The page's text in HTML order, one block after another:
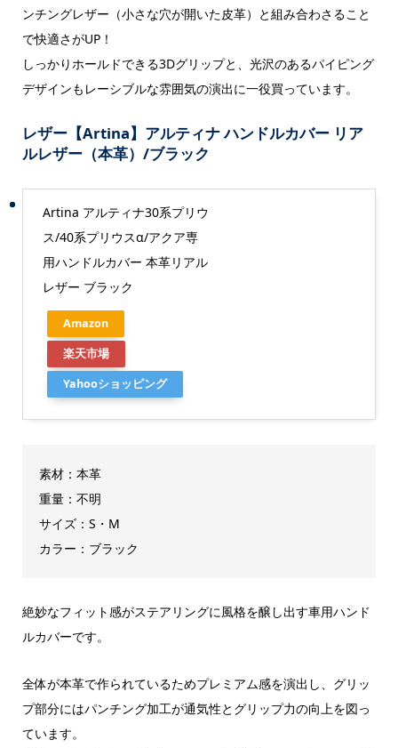
ンチングレザー（小さな穴が開いた皮革）と組み合わさること
で快適さがUP！
しっかりホールドできる3Dグリップと、光沢のあるパイピング
デザインもレーシブルな雰囲気の演出に一役買っています。
レザー【Artina】アルティナ ハンドルカバー リア
ルレザー（本革）/ブラック
Artina アルティナ30系プリウ
ス/40系プリウスα/アクア専
用ハンドルカバー 本革リアル
レザー ブラック
Amazon
楽天市場
Yahooショッピング
素材：本革
重量：不明
サイズ：S・M
カラー：ブラック
絶妙なフィット感がステアリングに風格を醸し出す車用ハンド
ルカバーです。
全体が本革で作られているためプレミアム感を演出し、グリッ
プ部分にはパンチング加工が通気性とグリップ力の向上を図っ
ています。